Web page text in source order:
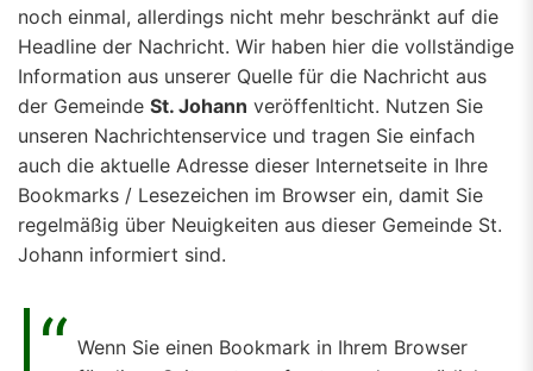
noch einmal, allerdings nicht mehr beschränkt auf die
Headline der Nachricht. Wir haben hier die vollständige
Information aus unserer Quelle für die Nachricht aus
der Gemeinde St. Johann veröffenlticht. Nutzen Sie
unseren Nachrichtenservice und tragen Sie einfach
auch die aktuelle Adresse dieser Internetseite in Ihre
Bookmarks / Lesezeichen im Browser ein, damit Sie
regelmäßig über Neuigkeiten aus dieser Gemeinde St.
Johann informiert sind.
Wenn Sie einen Bookmark in Ihrem Browser